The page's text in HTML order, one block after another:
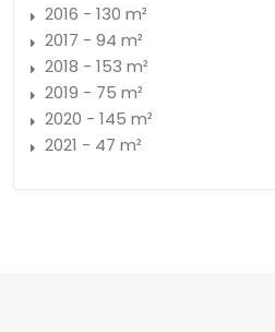
2016 - 130 m²
2017 - 94 m²
2018 - 153 m²
2019 - 75 m²
2020 - 145 m²
2021 - 47 m²